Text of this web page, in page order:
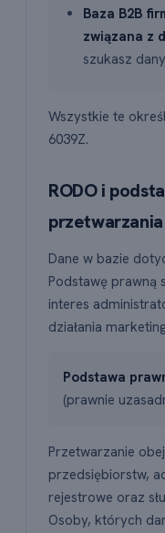
Baza B2B
związana z
szukasz
Wszystkie te
6039Z.
RODO i
Dane w bazie
Podstawę prawną
interes
działania
Podstawa
(prawnie
Przetwarzanie
przedsiębiorstw,
rejestrowe oraz
Osoby, których